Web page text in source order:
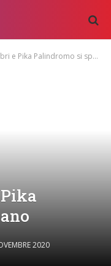
e Pika Palindromo si sposano
2020